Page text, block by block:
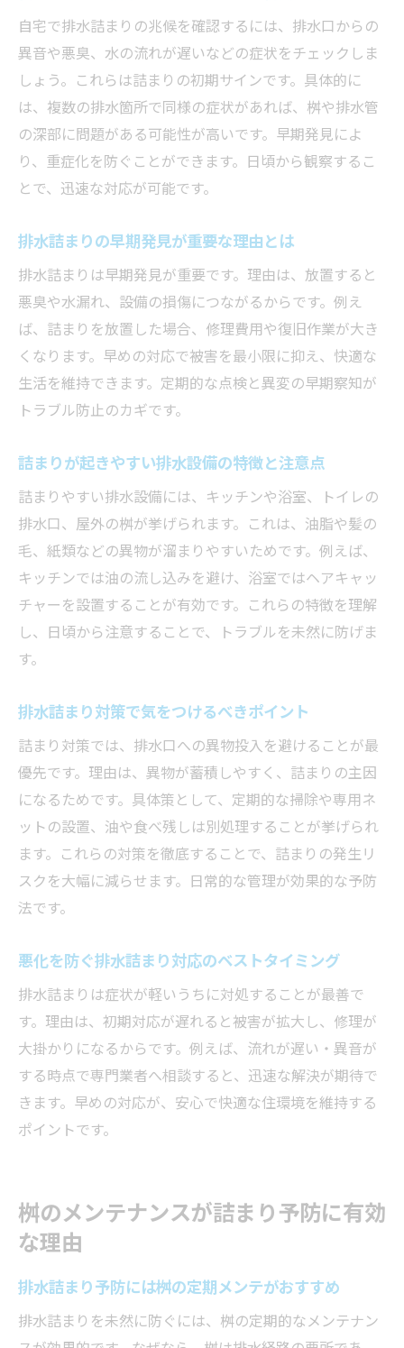
点
排水詰まり防止に役立つ桝点検のタイミン
グ
専門業者による桝の点検と詰まり予防策
排水詰まりを放置するリスクと注意点
排水詰まりを放置すると起こる重大トラブ
ル
排水詰まり放置が悪臭や水漏れを招く理由
経年劣化による排水詰まりのリスクを知ろ
排水詰まりが家計に与える意外な影響とは
長期間の排水詰まり放置による修理費用増
加
排水詰まりを早期解決する大切さと注意点
排水詰まりの前兆を見抜くセルフチェック
法
排水詰まり発見に役立つ日常の確認ポイン
ト
簡単に試せる排水詰まりチェックのコツ
排水詰まりを見逃さないための観察方法
チェック後の排水詰まり対策と次の行動
高圧洗浄の必要性とその効果を徹底解説
排水詰まり解消に高圧洗浄が効果的な理由
排水詰まり予防に高圧洗浄が必要なタイミ
ング
高圧洗浄で排水詰まりを根本から解決する
方法
高圧洗浄と他の排水詰まり対策との違い
プロによる高圧洗浄の排水詰まり改善事例
信頼できる指定工事店制度の活用法とは
排水詰まり対応で指定工事店を選ぶメリッ
排水詰まり解決に活かせる指定工事店制度
順
決
排水詰まり発生時に業者へ依頼するコツ
自宅で排水詰まりの兆候を確認するには、排水口からの
異音や悪臭、水の流れが遅いなどの症状をチェックしま
しょう。これらは詰まりの初期サインです。具体的に
は、複数の排水箇所で同様の症状があれば、桝や排水管
の深部に問題がある可能性が高いです。早期発見によ
り、重症化を防ぐことができます。日頃から観察するこ
とで、迅速な対応が可能です。
排水詰まりの早期発見が重要な理由とは
排水詰まりは早期発見が重要です。理由は、放置すると
悪臭や水漏れ、設備の損傷につながるからです。例え
ば、詰まりを放置した場合、修理費用や復旧作業が大き
くなります。早めの対応で被害を最小限に抑え、快適な
生活を維持できます。定期的な点検と異変の早期察知が
トラブル防止のカギです。
詰まりが起きやすい排水設備の特徴と注意点
詰まりやすい排水設備には、キッチンや浴室、トイレの
排水口、屋外の桝が挙げられます。これは、油脂や髪の
毛、紙類などの異物が溜まりやすいためです。例えば、
キッチンでは油の流し込みを避け、浴室ではヘアキャッ
チャーを設置することが有効です。これらの特徴を理解
し、日頃から注意することで、トラブルを未然に防げま
す。
排水詰まり対策で気をつけるべきポイント
詰まり対策では、排水口への異物投入を避けることが最
優先です。理由は、異物が蓄積しやすく、詰まりの主因
になるためです。具体策として、定期的な掃除や専用ネ
ットの設置、油や食べ残しは別処理することが挙げられ
ます。これらの対策を徹底することで、詰まりの発生リ
スクを大幅に減らせます。日常的な管理が効果的な予防
法です。
悪化を防ぐ排水詰まり対応のベストタイミング
排水詰まりは症状が軽いうちに対処することが最善で
す。理由は、初期対応が遅れると被害が拡大し、修理が
大掛かりになるからです。例えば、流れが遅い・異音が
する時点で専門業者へ相談すると、迅速な解決が期待で
きます。早めの対応が、安心で快適な住環境を維持する
ポイントです。
桝のメンテナンスが詰まり予防に有効
な理由
排水詰まり予防には桝の定期メンテがおすすめ
排水詰まりを未然に防ぐには、桝の定期的なメンテナン